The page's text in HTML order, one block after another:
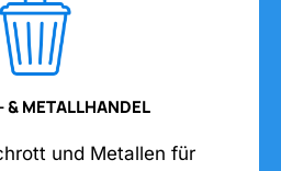
& METALLHANDEL
und Metallen für